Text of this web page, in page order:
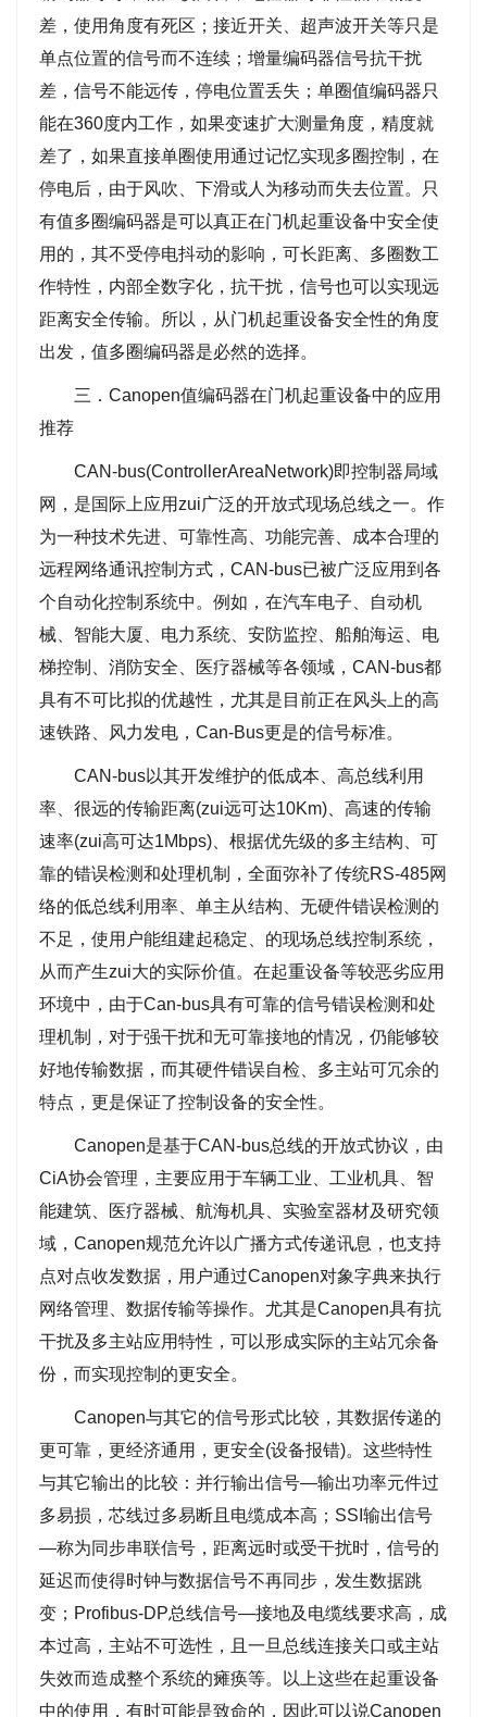
差，使用角度有死区；接近开关、超声波开关等只是
单点位置的信号而不连续；增量编码器信号抗干扰
差，信号不能远传，停电位置丢失；单圈值编码器只
能在360度内工作，如果变速扩大测量角度，精度就
差了，如果直接单圈使用通过记忆实现多圈控制，在
停电后，由于风吹、下滑或人为移动而失去位置。只
有值多圈编码器是可以真正在门机起重设备中安全使
用的，其不受停电抖动的影响，可长距离、多圈数工
作特性，内部全数字化，抗干扰，信号也可以实现远
距离安全传输。所以，从门机起重设备安全性的角度
出发，值多圈编码器是必然的选择。
三．Canopen值编码器在门机起重设备中的应用
推荐
CAN-bus(ControllerAreaNetwork)即控制器局域
网，是国际上应用zui广泛的开放式现场总线之一。作
为一种技术先进、可靠性高、功能完善、成本合理的
远程网络通讯控制方式，CAN-bus已被广泛应用到各
个自动化控制系统中。例如，在汽车电子、自动机
械、智能大厦、电力系统、安防监控、船舶海运、电
梯控制、消防安全、医疗器械等各领域，CAN-bus都
具有不可比拟的优越性，尤其是目前正在风头上的高
速铁路、风力发电，Can-Bus更是的信号标准。
CAN-bus以其开发维护的低成本、高总线利用
率、很远的传输距离(zui远可达10Km)、高速的传输
速率(zui高可达1Mbps)、根据优先级的多主结构、可
靠的错误检测和处理机制，全面弥补了传统RS-485网
络的低总线利用率、单主从结构、无硬件错误检测的
不足，使用户能组建起稳定、的现场总线控制系统，
从而产生zui大的实际价值。在起重设备等较恶劣应用
环境中，由于Can-bus具有可靠的信号错误检测和处
理机制，对于强干扰和无可靠接地的情况，仍能够较
好地传输数据，而其硬件错误自检、多主站可冗余的
特点，更是保证了控制设备的安全性。
Canopen是基于CAN-bus总线的开放式协议，由
CiA协会管理，主要应用于车辆工业、工业机具、智
能建筑、医疗器械、航海机具、实验室器材及研究领
域，Canopen规范允许以广播方式传递讯息，也支持
点对点收发数据，用户通过Canopen对象字典来执行
网络管理、数据传输等操作。尤其是Canopen具有抗
干扰及多主站应用特性，可以形成实际的主站冗余备
份，而实现控制的更安全。
Canopen与其它的信号形式比较，其数据传递的
更可靠，更经济通用，更安全(设备报错)。这些特性
与其它输出的比较：并行输出信号—输出功率元件过
多易损，芯线过多易断且电缆成本高；SSI输出信号
—称为同步串联信号，距离远时或受干扰时，信号的
延迟而使得时钟与数据信号不再同步，发生数据跳
变；Profibus-DP总线信号—接地及电缆线要求高，成
本过高，主站不可选性，且一旦总线连接关口或主站
失效而造成整个系统的瘫痪等。以上这些在起重设备
中的使用，有时可能是致命的，因此可以说Canopen